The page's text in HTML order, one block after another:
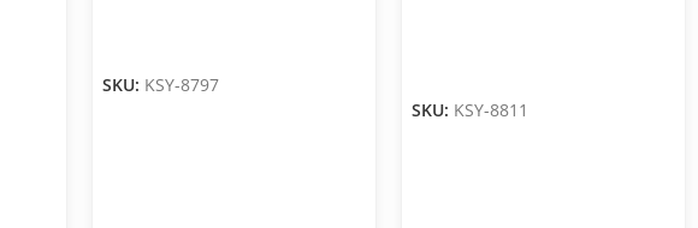
SKU: KSY-8797
SKU: KSY-8811